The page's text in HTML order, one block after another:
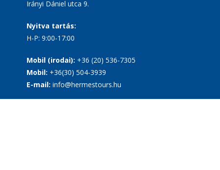
Irányi Dániel utca 9.
Nyitva tartás:
H-P: 9:00-17:00
Mobil (irodai): +36 (20) 536-7305
Mobil: +36(30) 504-3939
E-mail: info@hermestours.hu